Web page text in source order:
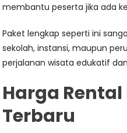
membantu peserta jika ada
Paket lengkap seperti ini
sekolah, instansi, maupun
perjalanan wisata edukatif
Harga Rental
Terbaru